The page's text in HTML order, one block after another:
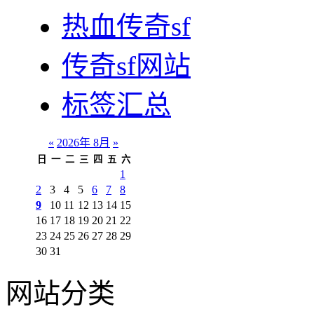
热血传奇sf
传奇sf网站
标签汇总
« 2026年 8月 »
日 一 二 三 四 五 六
1
2
3 4 5 6 7
8
9
10 11 12 13 14 15
16 17 18 19 20 21 22
23 24 25 26 27 28 29
30 31
网站分类